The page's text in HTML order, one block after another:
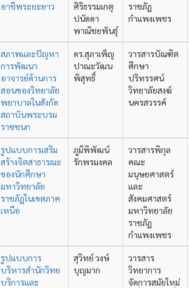
อาชีพระยะยาว
ศิริธรรมเกตุ
ปนัดดา
พาณิชยพันธุ์
ราชภัฏ
กำแพงเพชร
สภาพและปัญหา
การพัฒนา
อาจารย์ด้านการ
สอนของวิทยาลัย
พยาบาลในสังกัด
สถาบันพระบรม
ราชชนก
ดร.สุภาเพ็ญ
ปาณะวัฒน
พิสุทธิ์
วารสารบัณฑิต
ศึกษา
ปริทรรศน์
วิทยาลัยสงฆ์
นครสวรรค์
รูปแบบการเสริม
สร้างจิตสาธารณะ
ของนักศึกษา
มหาวิทยาลัย
ราชภัฏในเขตภาค
เหนือ
ภูมิพิพัฒน์
รักพรมงคล
วารสารพิกุล
คณะ
มนุษยศาสตร์
และ
สังคมศาสตร์
มหาวิทยาลัย
ราชภัฏ
กำแพงเพชร
รูปแบบการ
บริหารสำนักวิทย
บริการและ
สุวิทย์ วงษ์
บุญมาก
วารสาร
วิทยาการ
จัดการสมัยใหม่